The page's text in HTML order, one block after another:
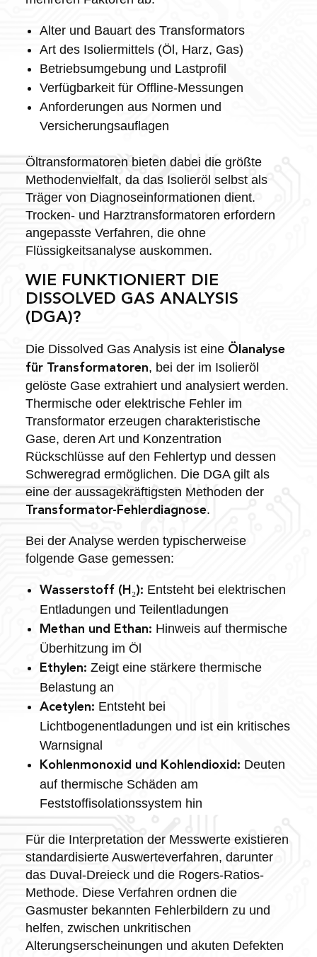
Alter und Bauart des Transformators
Art des Isoliermittels (Öl, Harz, Gas)
Betriebsumgebung und Lastprofil
Verfügbarkeit für Offline-Messungen
Anforderungen aus Normen und
Versicherungsauflagen
Öltransformatoren bieten dabei die größte
Methodenvielfalt, da das Isolieröl selbst als
Träger von Diagnoseinformationen dient.
Trocken- und Harztransformatoren erfordern
angepasste Verfahren, die ohne
Flüssigkeitsanalyse auskommen.
WIE FUNKTIONIERT DIE
DISSOLVED GAS ANALYSIS
(DGA)?
Die Dissolved Gas Analysis ist eine Ölanalyse
für Transformatoren, bei der im Isolieröl
gelöste Gase extrahiert und analysiert werden.
Thermische oder elektrische Fehler im
Transformator erzeugen charakteristische
Gase, deren Art und Konzentration
Rückschlüsse auf den Fehlertyp und dessen
Schweregrad ermöglichen. Die DGA gilt als
eine der aussagekräftigsten Methoden der
Transformator-Fehlerdiagnose.
Bei der Analyse werden typischerweise
folgende Gase gemessen:
Wasserstoff (H₂): Entsteht bei elektrischen
Entladungen und Teilentladungen
Methan und Ethan: Hinweis auf thermische
Überhitzung im Öl
Ethylen: Zeigt eine stärkere thermische
Belastung an
Acetylen: Entsteht bei
Lichtbogenentladungen und ist ein kritisches
Warnsignal
Kohlenmonoxid und Kohlendioxid: Deuten
auf thermische Schäden am
Feststoffisolationssystem hin
Für die Interpretation der Messwerte existieren
standardisierte Auswerteverfahren, darunter
das Duval-Dreieck und die Rogers-Ratios-
Methode. Diese Verfahren ordnen die
Gasmuster bekannten Fehlerbildern zu und
helfen, zwischen unkritischen
Alterungserscheinungen und akuten Defekten